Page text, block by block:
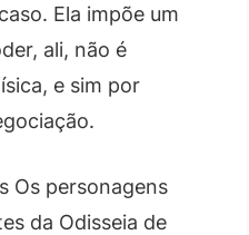
Ela impõe um
ali, não é
e sim por
Os personagens
da Odisseia de